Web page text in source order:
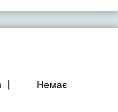
admin
|
Немає